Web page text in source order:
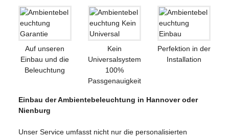
Auf unseren
Einbau und die
Beleuchtung
Kein
Universalsystem
100%
Passgenauigkeit
Perfektion in der
Installation
Einbau der Ambientebeleuchtung in Hannover oder
Nienburg
Unser Service umfasst nicht nur die personalisierten